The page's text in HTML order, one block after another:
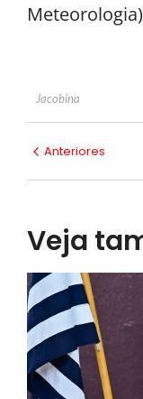
Meteorologia)
Jacobina
Anteriores
Veja